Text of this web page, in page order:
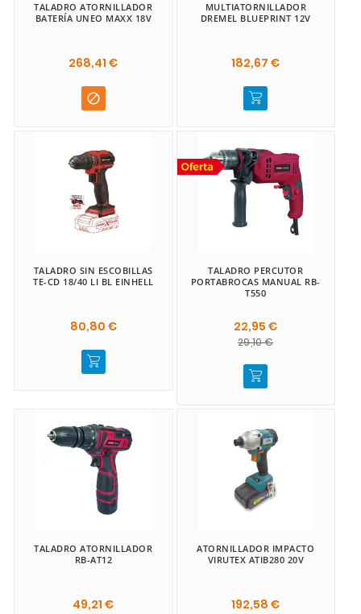
TALADRO ATORNILLADOR
BATERÍA UNEO MAXX 18V
268,41 €

MULTIATORNILLADOR
DREMEL BLUEPRINT 12V
182,67 €
TALADRO SIN ESCOBILLAS
TE-CD 18/40 LI BL EINHELL
80,80 €
TALADRO PERCUTOR
PORTABROCAS MANUAL RB-
T550
22,95 €
29,10 €
TALADRO ATORNILLADOR
RB-AT12
49,21 €
ATORNILLADOR IMPACTO
VIRUTEX ATIB280 20V
192,58 €